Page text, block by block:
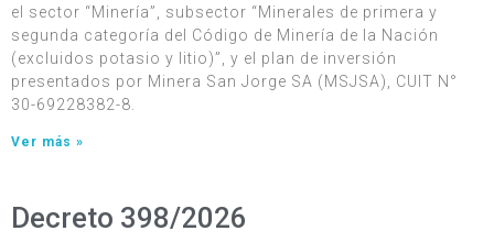
el sector “Minería”, subsector “Minerales de primera y
segunda categoría del Código de Minería de la Nación
(excluidos potasio y litio)”, y el plan de inversión
presentados por Minera San Jorge SA (MSJSA), CUIT N°
30-69228382-8.
Ver más »
Decreto 398/2026